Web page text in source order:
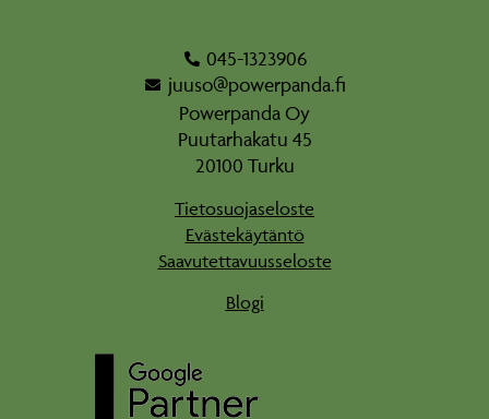
045-1323906
juuso@powerpanda.fi
Powerpanda Oy
Puutarhakatu 45
20100 Turku
Tietosuojaseloste
Evästekäytäntö
Saavutettavuusseloste
Blogi